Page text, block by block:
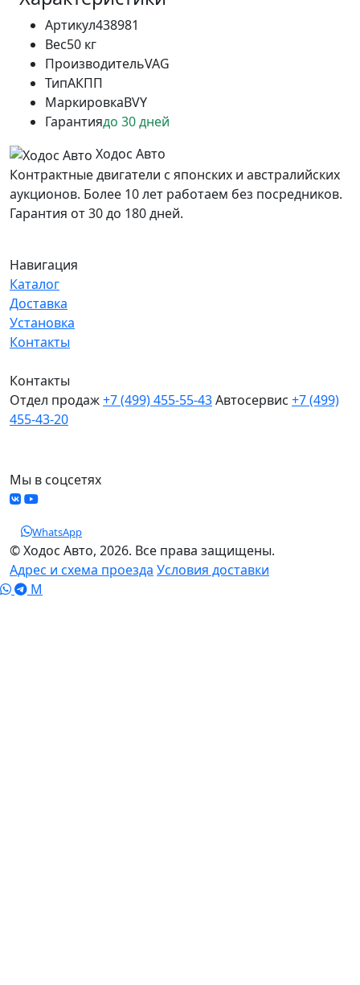
Артикул438981
Вес50 кг
ПроизводительVAG
ТипАКПП
МаркировкаBVY
Гарантиядо 30 дней
Ходос Авто
Контрактные двигатели с японских и австралийских
аукционов. Более 10 лет работаем без посредников.
Гарантия от 30 до 180 дней.
Навигация
Каталог
Доставка
Установка
Контакты
Контакты
Отдел продаж+7 (499) 455-55-43Автосервис +7 (499)
455-43-20
Мы в соцсетях
WhatsApp
© Ходос Авто, 2026. Все права защищены.
Адрес и схема проезда Условия доставки
M